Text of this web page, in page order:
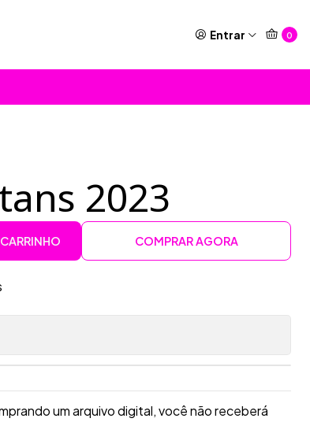
Entrar 0
2023
COMPRAR AGORA
um arquivo digital, você não receberá